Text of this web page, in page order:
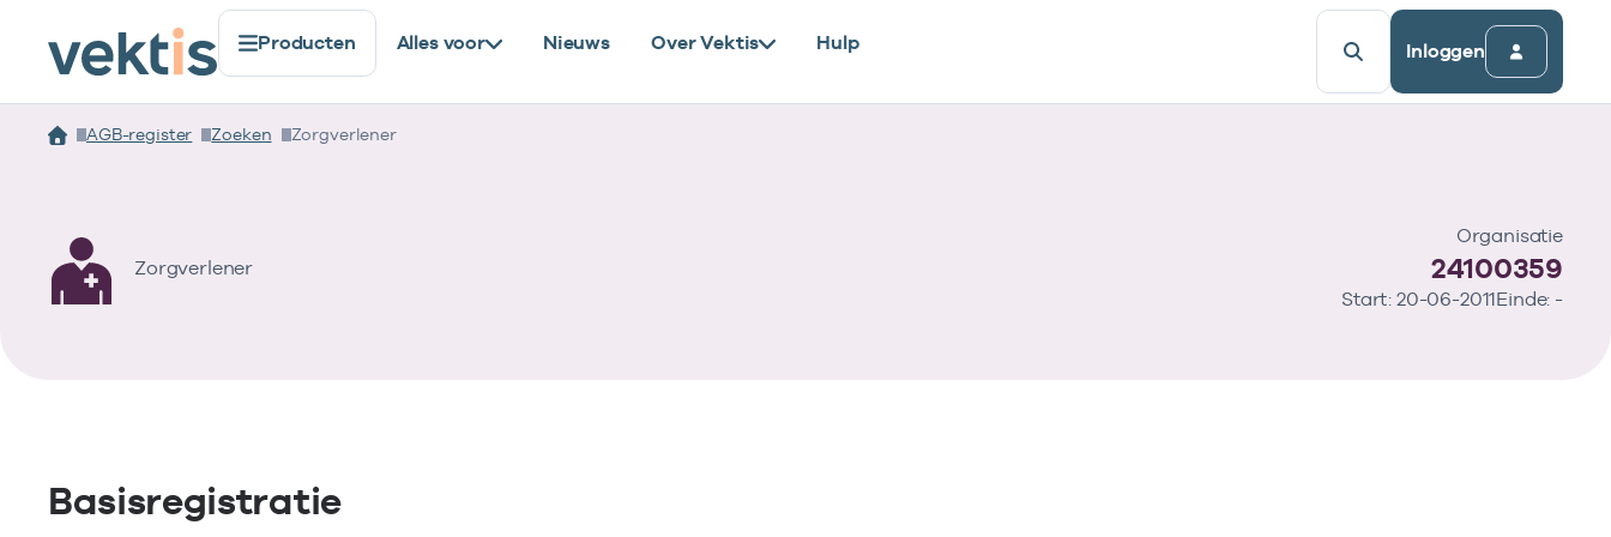
Producten Alles voor Nieuws Over Vektis Hulp Inloggen
AGB-register Zoeken Zorgverlener
Zorgverlener
Organisatie
24100359
Start: 20-06-2011Einde: -
Basisregistratie